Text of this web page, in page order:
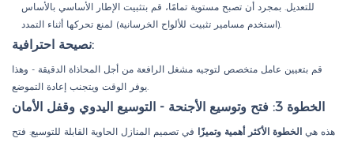
للتعديل. بمجرد أن تصبح مستوية تمامًا، قم بتثبيت الإطار الأساسي بالأساس
(استخدم مسامير تثبيت للألواح الخرسانية) لمنع تحركها أثناء التمدد.
نصيحة احترافية:
قم بتعيين عامل متخصص لتوجيه مشغل الرافعة من أجل المحاذاة الدقيقة - وهذا
يوفر الوقت ويتجنب إعادة التموضع.
الخطوة 3: فتح وتوسيع الأجنحة - التوسيع اليدوي وقفل الأمان
هذه هي الخطوة الأكثر أهمية وتميزًا في تصميم المنازل الحاوية القابلة للتوسيع: فتح